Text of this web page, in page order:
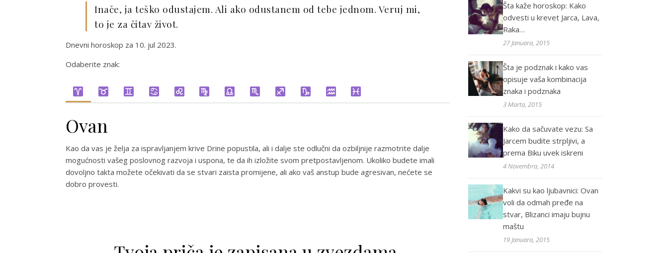
Inače, ja teško odustajem. Ali ako odustanem od tebe jednom. Veruj mi,
to je za čitav život.
Dnevni horoskop za 10. jul 2023.
Odaberite znak:
Ovan
Kao da vas je želja za ispravljanjem krive Drine popustila, ali i dalje ste odlučni da ozbiljnije razmotrite dalje
mogućnosti vašeg poslovnog razvoja i uspona, te da ih izložite svom pretpostavljenom. Ukoliko budete imali
dovoljno takta možete očekivati da se stvari zaista promijene, ali ako vaš anstup bude agresivan, nećete se
dobro provesti.
Šta kaže horoskop: Kako
odvesti u krevet Jarca, Lava,
Raka…
27 Januara, 2015
Šta je podznak i kako vas
opisuje vaša kombinacija
znaka i podznaka
3 Marta, 2015
Kako da sačuvate vezu: Sa
Jarcem budite strpljivi, a
prema Biku uvek iskreni
4 Novembra, 2014
Kakvi su kao ljubavnici: Ovan
voli da odmah pređe na
stvar, Blizanci imaju bujnu
maštu
19 Januara, 2015